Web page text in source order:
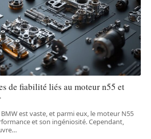
de fiabilité liés au moteur n55 et
est vaste, et parmi eux, le moteur N55
et son ingéniosité. Cependant,
…